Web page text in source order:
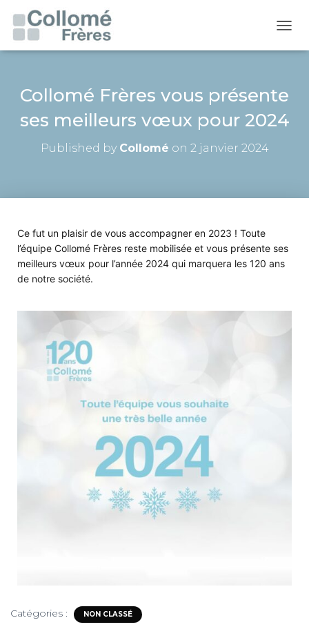
U
R
/
F
A
T
Collomé Frères vous présente
ses meilleurs vœux pour 2024
Published by Collomé on 2 janvier 2024
Ce fut un plaisir de vous accompagner en 2023 ! Toute
l’équipe Collomé Frères reste mobilisée et vous présente ses
meilleurs vœux pour l’année 2024 qui marquera les 120 ans
de notre société.
Catégories : NON CLASSÉ